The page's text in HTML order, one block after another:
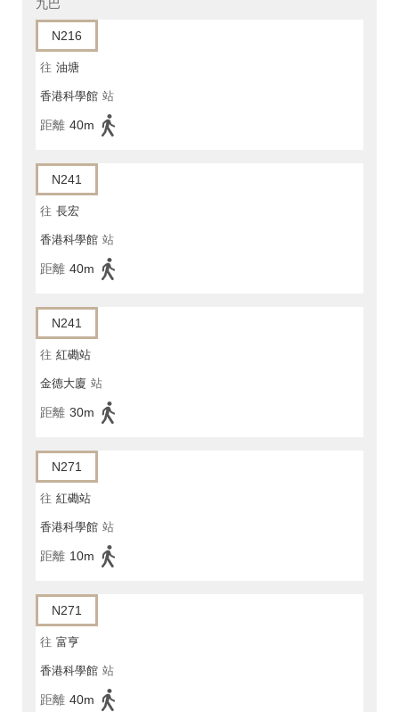
九巴
N216
往 油塘
香港科學館 站
距離 40m
N241
往 長宏
香港科學館 站
距離 40m
N241
往 紅磡站
金德大廈 站
距離 30m
N271
往 紅磡站
香港科學館 站
距離 10m
N271
往 富亨
香港科學館 站
距離 40m